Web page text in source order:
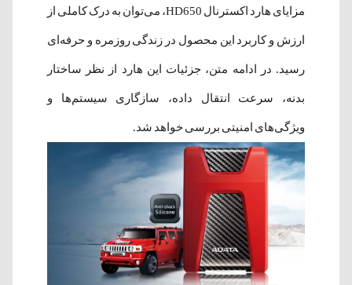
مزایای هارد اکسترنال HD650، می‌توان به درک کاملی از
ارزش و کاربرد این محصول در زندگی روزمره و حرفه‌ای
رسید. در ادامه متن، جزئیات این هارد از نظر ساختار
بدنه، سرعت انتقال داده، سازگاری سیستم‌ها و
ویژگی‌های امنیتی بررسی خواهد شد.